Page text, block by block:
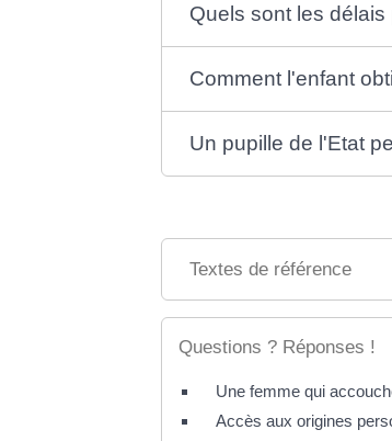
Quels sont les
Comment l'enfant
Un pupille de l'Etat
Textes de référence
Questions ? Réponses !
Une femme qui
Accès aux origines